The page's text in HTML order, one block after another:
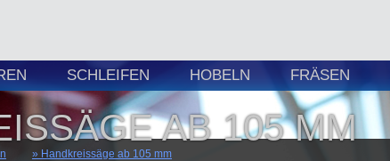
SCHLEIFEN HOBELN FRÄSEN
AB 105 MM
Handkreissäge ab 105 mm